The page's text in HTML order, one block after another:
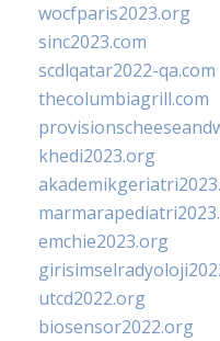
wocfparis2023.org
sinc2023.com
scdlqatar2022-qa.com
thecolumbiagrill.com
khedi2023.org
emchie2023.org
utcd2022.org
biosensor2022.org